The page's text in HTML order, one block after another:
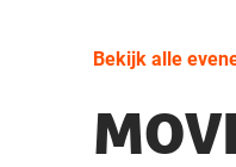
Bekijk alle